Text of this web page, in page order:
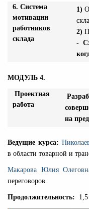
6. Система
мотивации
работников
склада
1)
2)
-
МОДУЛЬ 4.
Проектная
работа
на
Ведущие курса:
в области товарной и
Макарова Юлия
переговоров
Продолжительность: